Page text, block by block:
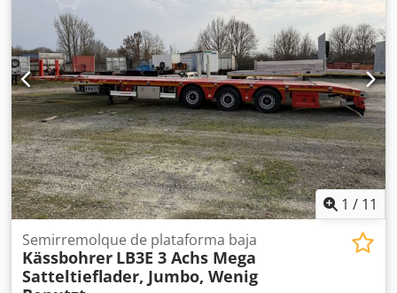
emisión:ninguno , Equipamiento: ABS, freno de aire
comprimido
, Versión reforzada, longitud del bastidor alto
aprox. 4.180 mm, longitud del bastidor bajo aprox. 9.400
mm, altura de carga aprox. 900 mm, 12 bolsillos para
estacas en el chasis exterior, 3 listones transversales para
estacas, 14 anillas de amarre, 4 pares de cierres para
contenedores aptos para 2 contenedores ISO de 20 pies o
1 contenedor ISO de 40 pies. -- Sujeto a errores de
impresión, equivocaciones y modificaciones. Imágenes de
muestra -- Más datos en: !, Más detalles en: ! Codjzrqk Ijpfx
Ag Tjha
1 / 11
Semirremolque de plataforma baja
Kässbohrer LB3E 3 Achs Mega
Satteltieflader, Jumbo, Wenig